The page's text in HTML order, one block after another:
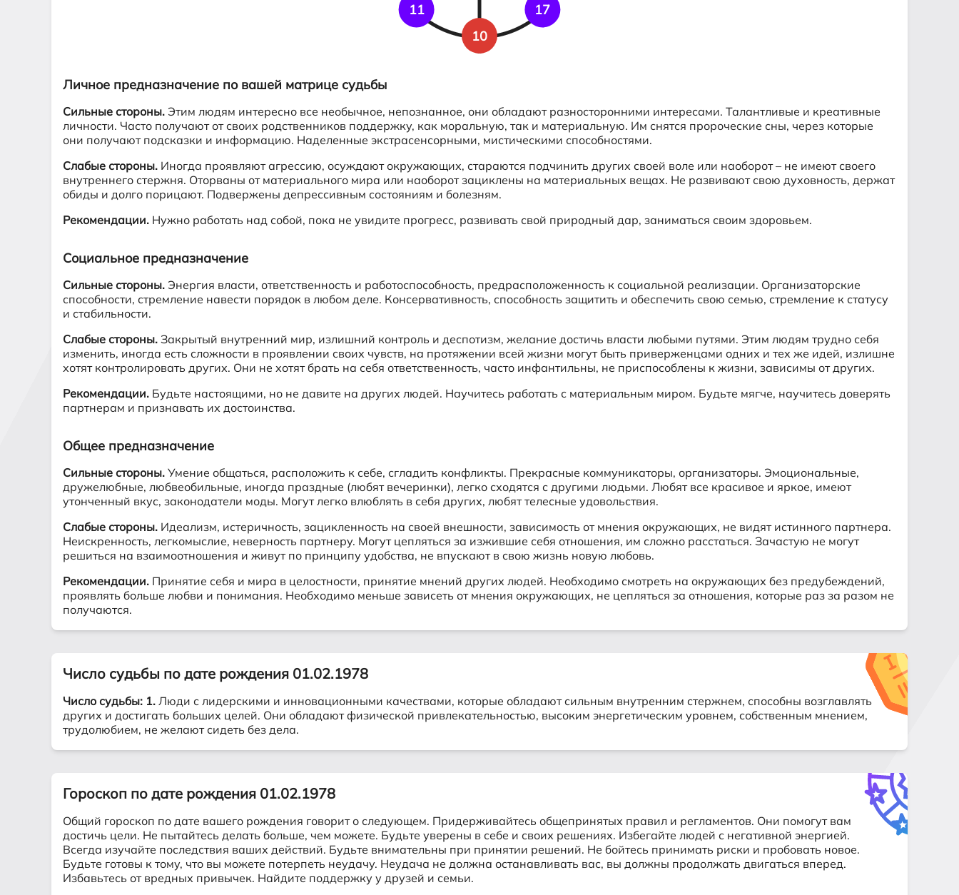
10
17
11
Личное предназначение по вашей матрице судьбы
Сильные стороны. Этим людям интересно все необычное, непознанное, они обладают разносторонними интересами. Талантливые и креативные
личности. Часто получают от своих родственников поддержку, как моральную, так и материальную. Им снятся пророческие сны, через которые
они получают подсказки и информацию. Наделенные экстрасенсорными, мистическими способностями.
Слабые стороны. Иногда проявляют агрессию, осуждают окружающих, стараются подчинить других своей воле или наоборот – не имеют своего
внутреннего стержня. Оторваны от материального мира или наоборот зациклены на материальных вещах. Не развивают свою духовность, держат
обиды и долго порицают. Подвержены депрессивным состояниям и болезням.
Рекомендации. Нужно работать над собой, пока не увидите прогресс, развивать свой природный дар, заниматься своим здоровьем.
Социальное предназначение
Сильные стороны. Энергия власти, ответственность и работоспособность, предрасположенность к социальной реализации. Организаторские
способности, стремление навести порядок в любом деле. Консервативность, способность защитить и обеспечить свою семью, стремление к статусу
и стабильности.
Слабые стороны. Закрытый внутренний мир, излишний контроль и деспотизм, желание достичь власти любыми путями. Этим людям трудно себя
изменить, иногда есть сложности в проявлении своих чувств, на протяжении всей жизни могут быть приверженцами одних и тех же идей, излишне
хотят контролировать других. Они не хотят брать на себя ответственность, часто инфантильны, не приспособлены к жизни, зависимы от других.
Рекомендации. Будьте настоящими, но не давите на других людей. Научитесь работать с материальным миром. Будьте мягче, научитесь доверять
партнерам и признавать их достоинства.
Общее предназначение
Сильные стороны. Умение общаться, расположить к себе, сгладить конфликты. Прекрасные коммуникаторы, организаторы. Эмоциональные,
дружелюбные, любвеобильные, иногда праздные (любят вечеринки), легко сходятся с другими людьми. Любят все красивое и яркое, имеют
утонченный вкус, законодатели моды. Могут легко влюблять в себя других, любят телесные удовольствия.
Слабые стороны. Идеализм, истеричность, зацикленность на своей внешности, зависимость от мнения окружающих, не видят истинного партнера.
Неискренность, легкомыслие, неверность партнеру. Могут цепляться за изжившие себя отношения, им сложно расстаться. Зачастую не могут
решиться на взаимоотношения и живут по принципу удобства, не впускают в свою жизнь новую любовь.
Рекомендации. Принятие себя и мира в целостности, принятие мнений других людей. Необходимо смотреть на окружающих без предубеждений,
проявлять больше любви и понимания. Необходимо меньше зависеть от мнения окружающих, не цепляться за отношения, которые раз за разом не
получаются.
Число судьбы по дате рождения 01.02.1978
Число судьбы: 1. Люди с лидерскими и инновационными качествами, которые обладают сильным внутренним стержнем, способны возглавлять
других и достигать больших целей. Они обладают физической привлекательностью, высоким энергетическим уровнем, собственным мнением,
трудолюбием, не желают сидеть без дела.
Гороскоп по дате рождения 01.02.1978
Общий гороскоп по дате вашего рождения говорит о следующем. Придерживайтесь общепринятых правил и регламентов. Они помогут вам
достичь цели. Не пытайтесь делать больше, чем можете. Будьте уверены в себе и своих решениях. Избегайте людей с негативной энергией.
Всегда изучайте последствия ваших действий. Будьте внимательны при принятии решений. Не бойтесь принимать риски и пробовать новое.
Будьте готовы к тому, что вы можете потерпеть неудачу. Неудача не должна останавливать вас, вы должны продолжать двигаться вперед.
Избавьтесь от вредных привычек. Найдите поддержку у друзей и семьи.